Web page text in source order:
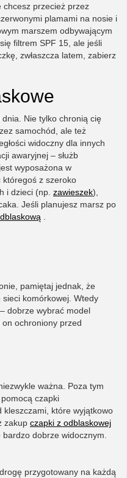
chcesz przecież przez
plamami na nosie i
marszem odbywającym
filtrem SPF 15, ale jeśli
zwłaszcza latem, zabierz
Nie tylko chronią cię
samochód, ale też
widoczny dla innych
awaryjnej – służb
wyposażona w
któregoś z szeroko
i dzieci (np. zawieszek),
Jeśli planujesz marsz po
pamiętaj jednak, że
komórkowej. Wtedy
dobrze wybrać model
ochroniony przed
ważna. Poza tym
czapki
które wyjątkowo
zakup czapki z odblaskowej
dobrze widocznym.
przygotowany na każdą